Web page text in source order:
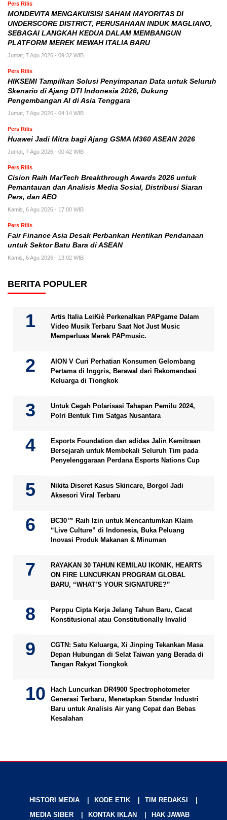
Pers Rilis
MONDEVITA MENGAKUISISI SAHAM MAYORITAS DI
UNDERSCORE DISTRICT, PERUSAHAAN INDUK MAGLIANO,
SEBAGAI LANGKAH KEDUA DALAM MEMBANGUN
PLATFORM MEREK MEWAH ITALIA BARU
Jumat, 7 Agu 2026 - 09:32 WIB
Pers Rilis
HIKSEMI Tampilkan Solusi Penyimpanan Data untuk Seluruh
Skenario di Ajang DTI Indonesia 2026, Dukung
Pengembangan AI di Asia Tenggara
Jumat, 7 Agu 2026 - 04:14 WIB
Pers Rilis
Huawei Jadi Mitra bagi Ajang GSMA M360 ASEAN 2026
Jumat, 7 Agu 2026 - 00:42 WIB
Pers Rilis
Cision Raih MarTech Breakthrough Awards 2026 untuk
Pemantauan dan Analisis Media Sosial, Distribusi Siaran
Pers, dan AEO
Kamis, 6 Agu 2026 - 17:00 WIB
Pers Rilis
Fair Finance Asia Desak Perbankan Hentikan Pendanaan
untuk Sektor Batu Bara di ASEAN
Kamis, 6 Agu 2026 - 13:02 WIB
BERITA POPULER
Artis Italia LeiKiè Perkenalkan PAPgame Dalam
Video Musik Terbaru Saat Not Just Music
Memperluas Merek PAPmusic.
AION V Curi Perhatian Konsumen Gelombang
Pertama di Inggris, Berawal dari Rekomendasi
Keluarga di Tiongkok
Untuk Cegah Polarisasi Tahapan Pemilu 2024,
Polri Bentuk Tim Satgas Nusantara
Esports Foundation dan adidas Jalin Kemitraan
Bersejarah untuk Membekali Seluruh Tim pada
Penyelenggaraan Perdana Esports Nations Cup
Nikita Diseret Kasus Skincare, Borgol Jadi
Aksesori Viral Terbaru
BC30™ Raih Izin untuk Mencantumkan Klaim
“Live Culture” di Indonesia, Buka Peluang
Inovasi Produk Makanan & Minuman
RAYAKAN 30 TAHUN KEMILAU IKONIK, HEARTS
ON FIRE LUNCURKAN PROGRAM GLOBAL
BARU, “WHAT’S YOUR SIGNATURE?”
Perppu Cipta Kerja Jelang Tahun Baru, Cacat
Konstitusional atau Constitutionally Invalid
CGTN: Satu Keluarga, Xi Jinping Tekankan Masa
Depan Hubungan di Selat Taiwan yang Berada di
Tangan Rakyat Tiongkok
Hach Luncurkan DR4900 Spectrophotometer
Generasi Terbaru, Menetapkan Standar Industri
Baru untuk Analisis Air yang Cepat dan Bebas
Kesalahan
HISTORI MEDIA KODE ETIK
TIM REDAKSI
MEDIA SIBER
KONTAK IKLAN HAK JAWAB